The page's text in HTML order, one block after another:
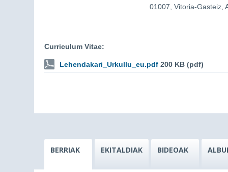
01007, Vitoria-Gasteiz,
Curriculum Vitae:
Lehendakari_Urkullu_eu.pdf 200 KB (pdf)
BERRIAK EKITALDIAK BIDEOAK